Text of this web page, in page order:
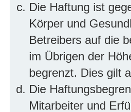
Die Haftung ist
Körper und
Betreibers auf die
im Übrigen der
begrenzt. Dies gilt
Die
Mitarbeiter und